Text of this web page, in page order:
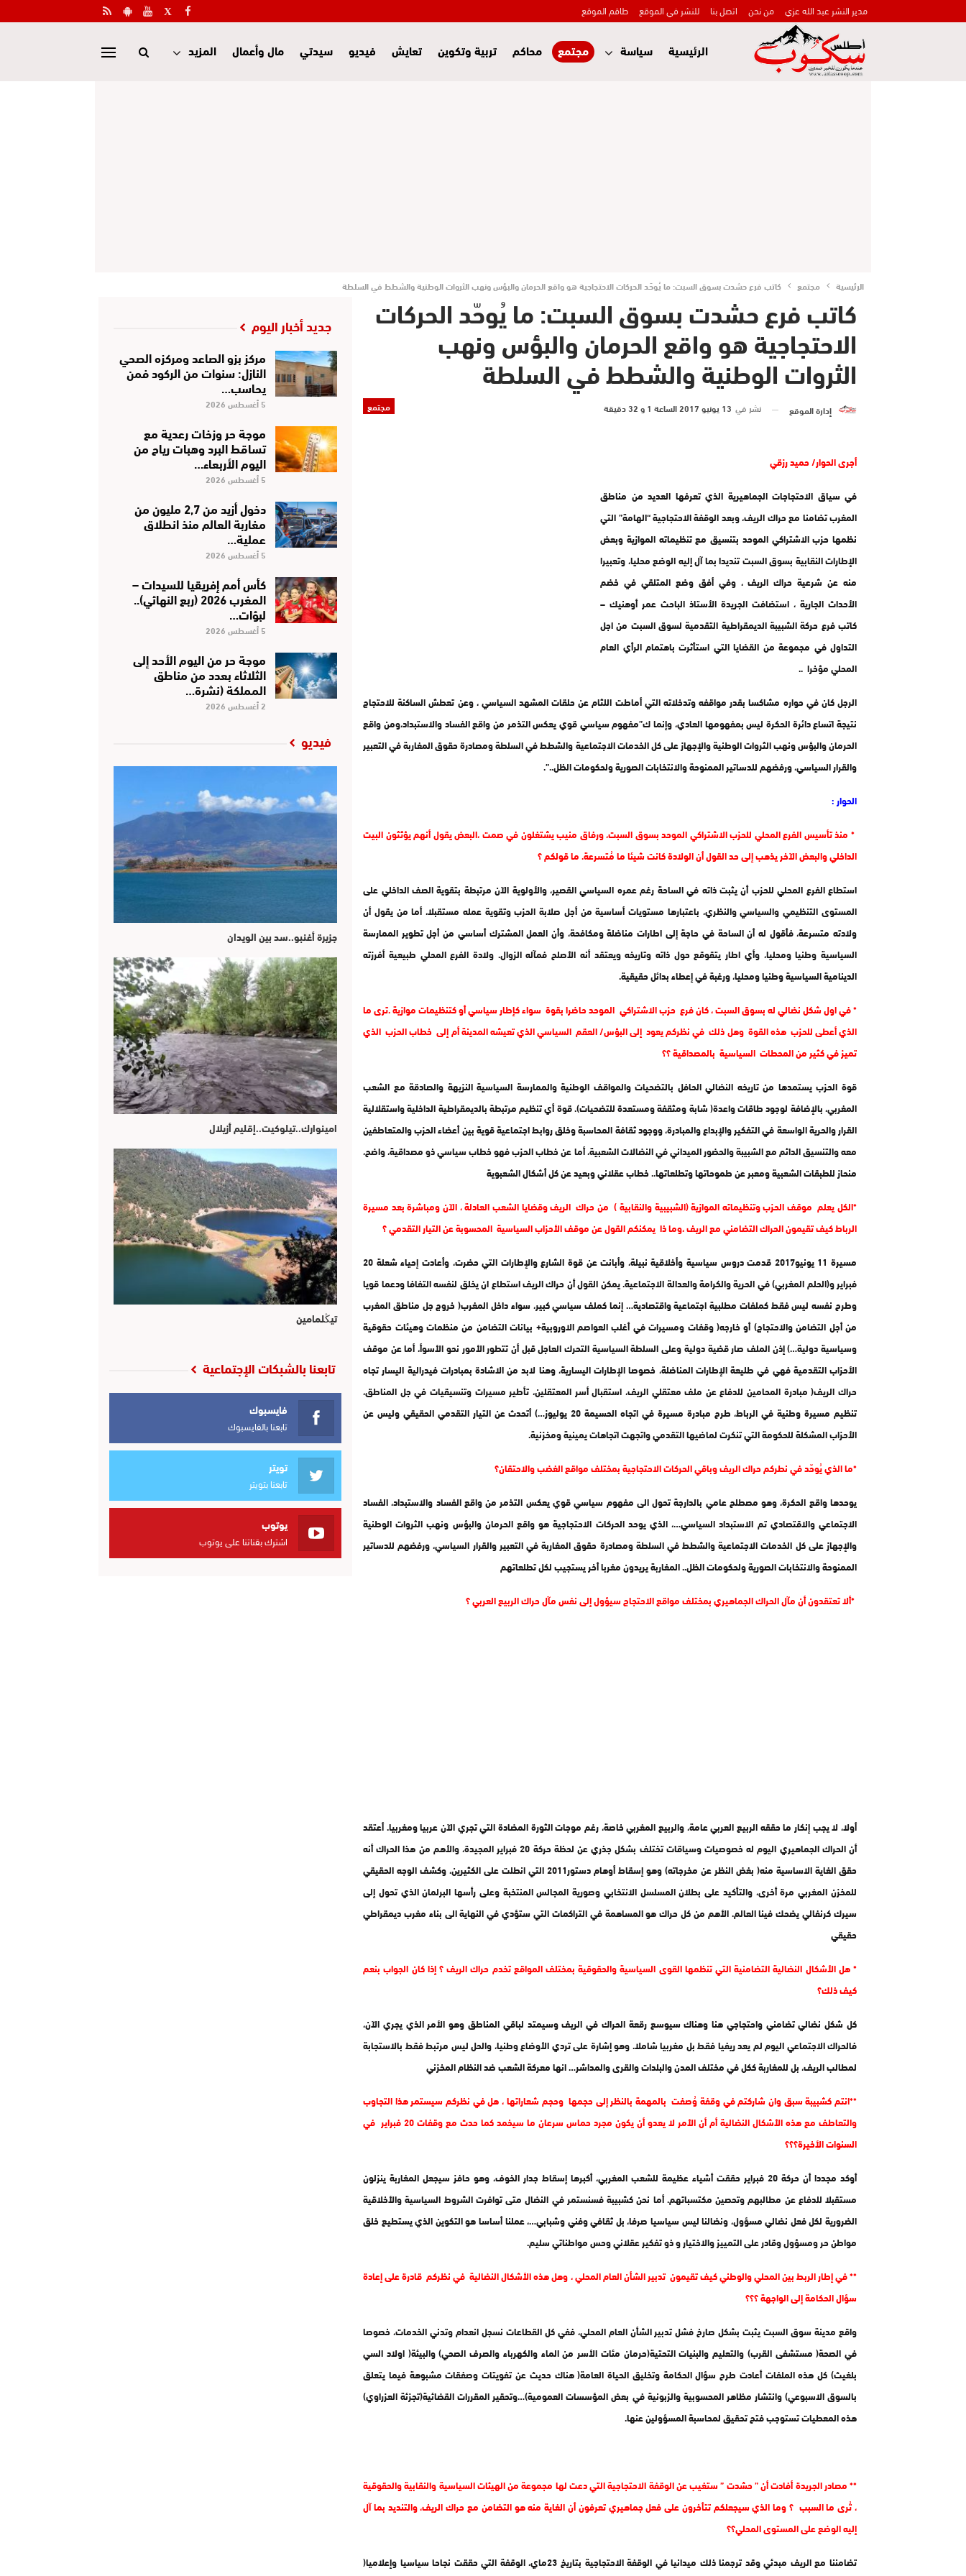
مدير النشر عبد الله عزي من نحن اتصل بنا للنشر في الموقع طاقم الموقع
الرئيسية سياسة مجتمع محاكم تربية وتكوين تعايش فيديو سيدتي مال وأعمال المزيد
الرئيسية مجتمع كاتب فرع حشدت بسوق السبت: ما يُوحّد الحركات الاحتجاجية هو واقع الحرمان والبؤس ونهب الثروات الوطنية والشطط في السلطة
كاتب فرع حشدت بسوق السبت: ما يُوحّد الحركات
الاحتجاجية هو واقع الحرمان والبؤس ونهب
الثروات الوطنية والشطط في السلطة
مجتمع إدارة الموقع نشر في 13 يونيو 2017 الساعة 1 و 32 دقيقة
أجرى الحوار/ حميد رزقي
في سياق الاحتجاجات الجماهيرية الذي تعرفها العديد من مناطق
المغرب تضامنا مع حراك الريف، وبعد الوقفة الاحتجاجية “الهامة” التي
نظمها حزب الاشتراكي الموحد بتنسيق مع تنظيماته الموازية وبعض
الإطارات النقابية بسوق السبت تنديدا بما آل إليه الوضع محليا، وتعبيرا
منه عن شرعية حراك الريف ، وفي أفق وضع المتلقي في خضم
الأحداث الجارية ، استضافت الجريدة الأستاذ الباحث عمر أوهنيك –
كاتب فرع حركة الشبيبة الديمقراطية التقدمية لسوق السبت من اجل
التداول في مجموعة من القضايا التي استأثرت باهتمام الرأي العام
المحلي مؤخرا ..
الرجل كان في حواره مشاكسا بقدر مواقفه وتدخلاته التي أماطت اللثام عن حلقات المشهد السياسي ، وعن تعطش الساكنة للاحتجاج
نتيجة اتساع دائرة الحكرة ليس بمفهومها العادي، وإنما ك”مفهوم سياسي قوي يعكس التذمر من واقع الفساد والاستبداد،ومن واقع
الحرمان والبؤس ونهب الثروات الوطنية والإجهاز على كل الخدمات الاجتماعية والشطط في السلطة ومصادرة حقوق المغاربة في التعبير
والقرار السياسي، ورفضهم للدساتير الممنوحة والانتخابات الصورية ولحكومات الظل..”.
الحوار :
* منذ تأسيس الفرع المحلي للحزب الاشتراكي الموحد بسوق السبت، ورفاق منيب يشتغلون في صمت ،البعض يقول أنهم يؤثثون البيت
الداخلي والبعض الآخر يذهب إلى حد القول أن الولادة كانت شيئا ما مُتسرعة. ما قولكم ؟
استطاع الفرع المحلي للحزب أن يثبت ذاته في الساحة رغم عمره السياسي القصير، والأولوية الآن مرتبطة بتقوية الصف الداخلي على
المستوى التنظيمي والسياسي والنظري، باعتبارها مستويات أساسية من أجل صلابة الحزب وتقوية عمله مستقبلا، أما من يقول أن
ولادته متسرعة، فأقول له أن الساحة في حاجة إلى اطارات مناضلة ومكافحة، وأن العمل المشترك أساسي من أجل تطوير الممارسة
السياسية وطنيا ومحليا، وأي اطار يتقوقع حول ذاته وتاريخه ويعتقد أنه الأصلح فمآله الزوال. ولادة الفرع المحلي طبيعية أفرزته
الدينامية السياسية وطنيا ومحليا، ورغبة في إعطاء بدائل حقيقية.
* في اول شكل نضالي له بسوق السبت ، كان فرع حزب الاشتراكي الموحد حاضرا بقوة سواء كإطار سياسي أو كتنظيمات موازية .ترى ما
الذي أعطى للحزب هذه القوة وهل ذلك في نظركم يعود إلى البؤس/ العقم السياسي الذي تعيشه المدينة أم إلى خطاب الحزب الذي
تميز في كثير من المحطات السياسية بالمصداقية ؟؟
قوة الحزب يستمدها من تاريخه النضالي الحافل بالتضحيات والمواقف الوطنية والممارسة السياسية النزيهة والصادقة مع الشعب
المغربي، بالإضافة لوجود طاقات واعدة( شابة ومثقفة ومستعدة للتضحيات). قوة أي تنظيم مرتبطة بالديمقراطية الداخلية واستقلالية
القرار والحرية الواسعة في التفكير والإبداع والمبادرة، ووجود ثقافة المحاسبة وخلق روابط اجتماعية قوية بين أعضاء الحزب والمتعاطفين
معه والتنسيق الدائم مع الشبيبة والحضور الميداني في النضالات الشعبية، أما عن خطاب الحزب فهو خطاب سياسي ذو مصداقية، واضح،
منحاز للطبقات الشعبية ومعبر عن طموحاتها وتطلعاتها.. خطاب عقلاني وبعيد عن كل أشكال الشعبوية
*الكل يعلم موقف الحزب وتنظيماته الموازية (الشبيبية والنقابية ) من حراك الريف وقضايا الشعب العادلة ، الآن ومباشرة بعد مسيرة
الرباط كيف تقيمون الحراك التضامني مع الريف ،وما ذا يمكنكم القول عن موقف الأحزاب السياسية المحسوبة عن التيار التقدمي ؟
مسيرة 11 يونيو2017 قدمت دروس سياسية وأخلاقية نبيلة، وأبانت عن قوة الشارع والإطارات التي حضرت، وأعادت إحياء شعلة 20
فبراير و(الحلم المغربي) في الحرية والكرامة والعدالة الاجتماعية. يمكن القول أن حراك الريف استطاع ان يخلق لنفسه التفافا ودعما قويا
وطرح نفسه ليس فقط كملفات مطلبية اجتماعية واقتصادية… إنما كملف سياسي كبير، سواء داخل المغرب( خروج جل مناطق المغرب
من أجل التضامن والاحتجاج) أو خارجه( وقفات ومسيرات في أغلب العواصم الاوروبية+ بيانات التضامن من منظمات وهيئات حقوقية
وسياسية دولية…) إذن الملف صار قضية دولية وعلى السلطة السياسية التحرك العاجل قبل أن تتطور الأمور نحو الأسوأ، أما عن موقف
الأحزاب التقدمية فهي في طليعة الإطارات المناضلة، خصوصا الإطارات اليسارية، وهنا لابد من الاشادة بمبادرات فيدرالية اليسار تجاه
حراك الريف( مبادرة المحامين للدفاع عن ملف معتقلي الريف، استقبال أسر المعتقلين، تأطير مسيرات وتنسيقيات في جل المناطق،
تنظيم مسيرة وطنية في الرباط، طرح مبادرة مسيرة في اتجاه الحسيمة 20 يوليوز…) أتحدث عن التيار التقدمي الحقيقي وليس عن
الأحزاب المشكلة للحكومة التي تنكرت لماضيها التقدمي واتجهت اتجاهات يمينية ومخزنية.
*ما الذي يُوحّد في نطركم حراك الريف وباقي الحركات الاحتجاجية بمختلف مواقع الغضب والاحتقان؟
يوحدها واقع الحكرة، وهو مصطلح عامي بالدارجة تحول الى مفهوم سياسي قوي يعكس التذمر من واقع الفساد والاستبداد، الفساد
الاجتماعي والاقتصادي تم الاستبداد السياسي…، الذي يوحد الحركات الاحتجاجية هو واقع الحرمان والبؤس ونهب الثروات الوطنية
والإجهاز على كل الخدمات الاجتماعية والشطط في السلطة ومصادرة حقوق المغاربة في التعبير والقرار السياسي، ورفضهم للدساتير
الممنوحة والانتخابات الصورية ولحكومات الظل.. المغاربة يريدون مغربا أخر يستجيب لكل تطلعاتهم
*ألا تعتقدون أن مآل الحراك الجماهيري بمختلف مواقع الاحتجاج سيؤول إلى نفس مآل حراك الربيع العربي ؟
أولا، لا يجب إنكار ما حققه الربيع العربي عامة، والربيع المغربي خاصة، رغم موجات الثورة المضادة التي تجري الآن عربيا ومغربيا. أعتقد
أن الحراك الجماهيري اليوم له خصوصيات وسياقات تختلف بشكل جذري عن لحظة حركة 20 فبراير المجيدة، والأهم من هذا الحراك أنه
حقق الغاية الاساسية منه( بغض النظر عن مخرجاته) وهو إسقاط أوهام دستور2011 التي انطلت على الكثيرين، وكشف الوجه الحقيقي
للمخزن المغربي مرة أخرى، والتأكيد على بطلان المسلسل الانتخابي وصورية المجالس المنتخبة وعلى رأسها البرلمان الذي تحول إلى
سيرك كرنفالي يضحك فينا العالم. الأهم من كل حراك هو المساهمة في التراكمات التي ستؤدي في النهاية الى بناء مغرب ديمقراطي
حقيقي
* هل الأشكال النضالية التضامنية التي تنظمها القوى السياسية والحقوقية بمختلف المواقع تخدم حراك الريف ؟ إذا كان الجواب بنعم
كيف ذلك؟
كل شكل نضالي تضامني واحتجاجي هنا وهناك سيوسع رقعة الحراك في الريف وسيمتد لباقي المناطق وهو الأمر الذي يجري الآن،
فالحراك الاجتماعي اليوم لم يعد ريفيا فقط بل مغربيا شاملا. وهو إشارة على تردي الأوضاع وطنيا، والحل ليس مرتبط فقط بالاستجابة
لمطالب الريف، بل للمغاربة ككل في مختلف المدن والبلدات والقرى والمداشر… انها معركة الشعب ضد النظام المخزني
**انتم كشبيبة سبق وان شاركتم في وقفة وُصفت بالمهمة بالنظر إلى حجمها وحجم شعاراتها ، هل في نظركم سيستمر هذا التجاوب
والتعاطف مع هذه الأشكال النضالية أم أن الأمر لا يعدو أن يكون مجرد حماس سرعان ما سيخمد كما حدث مع وقفات 20 فبراير في
السنوات الأخيرة؟؟؟
أوكد مجددا أن حركة 20 فبراير حققت أشياء عظيمة للشعب المغربي، أكبرها إسقاط جدار الخوف، وهو حافز سيجعل المغاربة ينزلون
مستقبلا للدفاع عن مطالبهم وتحصين مكتسباتهم. أما نحن كشبيبة فسنستمر في النضال متى توافرت الشروط السياسية والأخلاقية
الضرورية لكل فعل نضالي مسؤول، ونضالنا ليس سياسيا صرفا، بل ثقافي وفني وشبابي…، عملنا أساسا هو التكوين الذي يستطيع خلق
مواطن حر ومسؤول وقادر على التمييز والاختيار و ذو تفكير عقلاني وحس مواطناتي سليم.
** في إطار الربط بين المحلي والوطني كيف تقيمون تدبير الشأن العام المحلي ، وهل هذه الأشكال النضالية في نظركم قادرة على إعادة
سؤال الحكامة إلى الواجهة ؟؟؟
واقع مدينة سوق السبت يثبت بشكل صارخ فشل تدبير الشأن العام المحلي، ففي كل القطاعات نسجل انعدام وتدني الخدمات، خصوصا
في الصحة( مستشفى القرب) والتعليم والبنيات التحتية(حرمان مئات الأسر من الماء والكهرباء والصرف الصحي) والبيئة( اولاد السي
بلغيث) كل هذه الملفات أعادت طرح سؤال الحكامة وتخليق الحياة العامة( هناك حديث عن تفويتات وصفقات مشبوهة فيما يتعلق
بالسوق الاسبوعي) وانتشار مظاهر المحسوبية والزبونية في بعض المؤسسات العمومية)…وتحقير المقررات القضائية(تجزئة العزراوي)
هذه المعطيات تستوجب فتح تحقيق لمحاسبة المسؤولين عنها.
** مصادر الجريدة أفادت أن ” حشدت ” ستغيب عن الوقفة الاحتجاجية التي دعت لها مجموعة من الهيئات السياسية والنقابية والحقوقية
، تُرى ما السبب ؟ وما الذي سيجعلكم تتأخرون على فعل جماهيري تعرفون أن الغاية منه هو التضامن مع حراك الريف، والتنديد بما آل
إليه الوضع على المستوى المحلي؟؟
تضامننا مع الريف مبدئي وقد ترجمنا ذلك ميدانيا في الوقفة الاحتجاجية بتاريخ 23ماي، الوقفة التي حققت نجاحا سياسيا وإعلاميا(
جديد أخبار اليوم
مركز بزو الصاعد ومركزه الصحي
النازل: سنوات من الركود فمن
يحاسب…
5 أغسطس 2026
موجة حر وزخات رعدية مع
تساقط البرد وهبات رياح من
اليوم الأربعاء…
5 أغسطس 2026
دخول أزيد من 2,7 مليون من
مغاربة العالم منذ انطلاق
عملية…
5 أغسطس 2026
كأس أمم إفريقيا للسيدات –
المغرب 2026 (ربع النهائي)..
لبؤات…
5 أغسطس 2026
موجة حر من اليوم الأحد إلى
الثلاثاء بعدد من مناطق
المملكة (نشرة…
2 أغسطس 2026
فيديو
جزيرة أغنبو..سد بين الويدان
امينوارك..تيلوكيت..إقليم أزيلال
تيڭلمامين
تابعنا بالشبكات الإجتماعية
فايسبوك
تابعنا بالفايسبوك
تويتر
تابعنا بتويتر
يوتوب
اشترك بقناتنا على يوتوب